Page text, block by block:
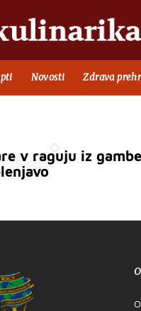
Novosti Zdrava
v raguju iz